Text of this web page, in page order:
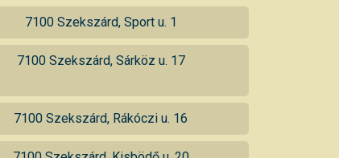
7100 Szekszárd, Sport u. 1
7100 Szekszárd, Sárköz u. 17
7100 Szekszárd, Rákóczi u. 16